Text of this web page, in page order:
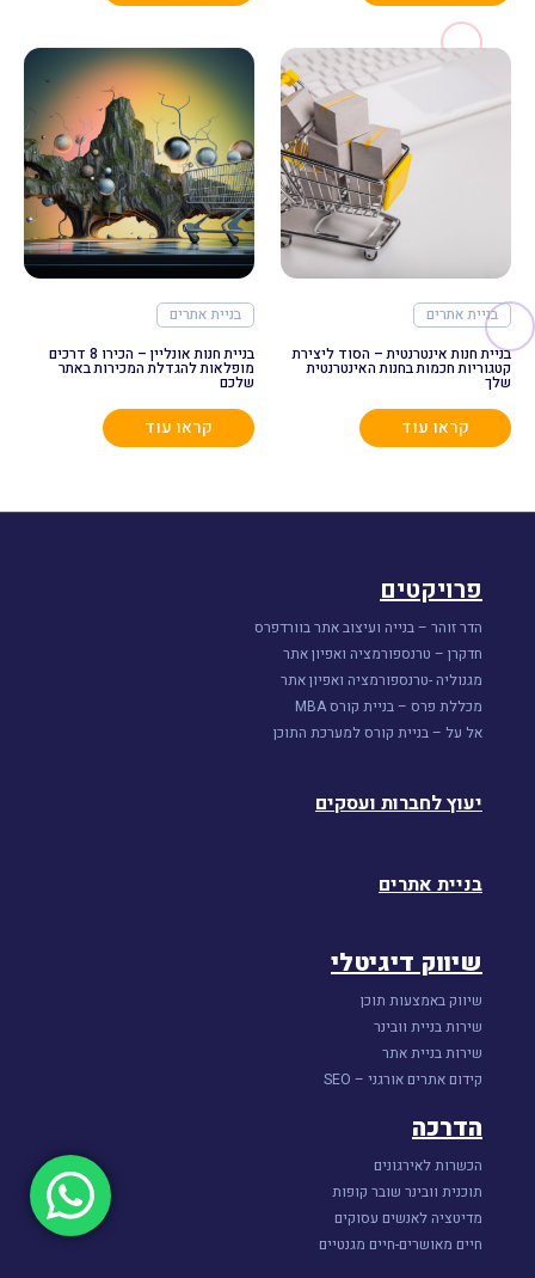
בניית אתרים
בניית חנות אינטרנטית – הסוד ליצירת
קטגוריות חכמות בחנות האינטרנטית
שלך
קראו עוד
בניית אתרים
בניית חנות אונליין – הכירו 8 דרכים
מופלאות להגדלת המכירות באתר
שלכם
קראו עוד
פרויקטים
הדר זוהר – בנייה ועיצוב אתר בוורדפרס
חדקרן – טרנספורמציה ואפיון אתר
מגנוליה -טרנספורמציה ואפיון אתר
מכללת פרס – בניית קורס MBA
אל על – בניית קורס למערכת התוכן
יעוץ לחברות ועסקים
בניית אתרים
שיווק דיגיטלי
שיווק באמצעות תוכן
שירות בניית וובינר
שירות בניית אתר
קידום אתרים אורגני – SEO
הדרכה
הכשרות לאירגונים
תוכנית וובינר שובר קופות
מדיטציה לאנשים עסוקים
חיים מאושרים-חיים מגנטיים